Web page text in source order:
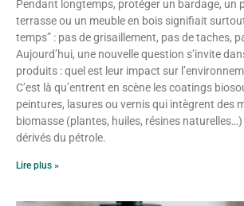
Pendant longtemps, protéger un bardage, un
terrasse ou un meuble en bois signifiait
temps” : pas de grisaillement, pas de taches,
Aujourd’hui, une nouvelle question s’invite
produits : quel est leur impact sur
C’est là qu’entrent en scène les coatings
peintures, lasures ou vernis qui intègrent des
biomasse (plantes, huiles, résines
dérivés du pétrole.
Lire plus »